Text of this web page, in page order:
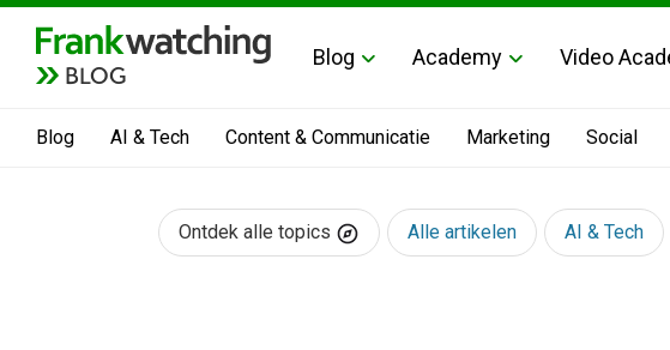
BLOG
Blog Academy Video
Blog AI & Tech Content & Communicatie Marketing Social
Ontdek alle topics Alle artikelen AI & Tech